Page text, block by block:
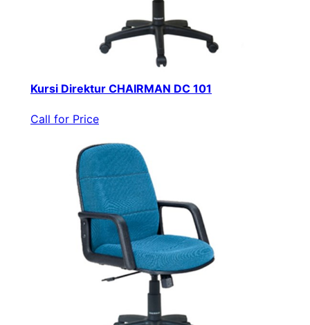
Kursi Direktur CHAIRMAN DC 101
Call for Price